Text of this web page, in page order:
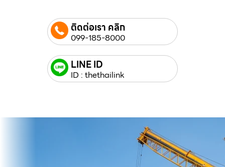
ติดต่อเรา คลิก
099-185-8000
LINE ID
ID : thethailink